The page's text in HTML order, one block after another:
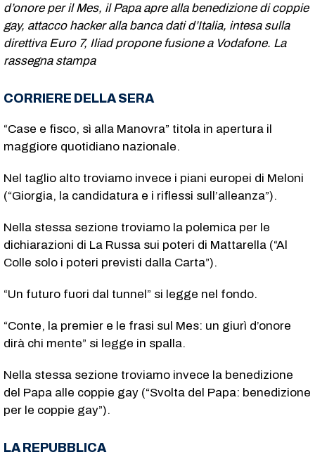
d’onore per il Mes, il Papa apre alla benedizione di coppie
gay, attacco hacker alla banca dati d’Italia, intesa sulla
direttiva Euro 7, Iliad propone fusione a Vodafone. La
rassegna stampa
CORRIERE DELLA SERA
“Case e fisco, sì alla Manovra” titola in apertura il
maggiore quotidiano nazionale.
Nel taglio alto troviamo invece i piani europei di Meloni
(“Giorgia, la candidatura e i riflessi sull’alleanza”).
Nella stessa sezione troviamo la polemica per le
dichiarazioni di La Russa sui poteri di Mattarella (“Al
Colle solo i poteri previsti dalla Carta”).
“Un futuro fuori dal tunnel” si legge nel fondo.
“Conte, la premier e le frasi sul Mes: un giurì d’onore
dirà chi mente” si legge in spalla.
Nella stessa sezione troviamo invece la benedizione
del Papa alle coppie gay (“Svolta del Papa: benedizione
per le coppie gay”).
LA REPUBBLICA